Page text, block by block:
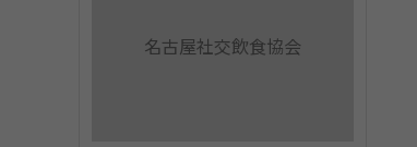
名古屋社交飲食協会